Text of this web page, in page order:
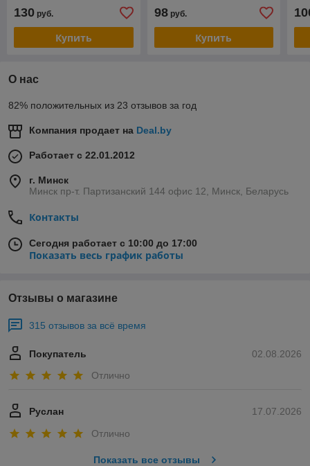
130 руб.
Купить
98руб.
Купить
О нас
82% положительных из 23 отзывов за год
Компания продает на Deal.by
Работает с 22.01.2012
г. Минск
Минск пр-т. Партизанский 144 офис 12, Минск, Беларусь
Контакты
Сегодня работает с 10:00 до 17:00
Показать весь график работы
Отзывы о магазине
315 отзывов за всё время
02.08.2026
Покупатель
Отлично
17.07.2026
Руслан
Отлично
Показать все отзывы